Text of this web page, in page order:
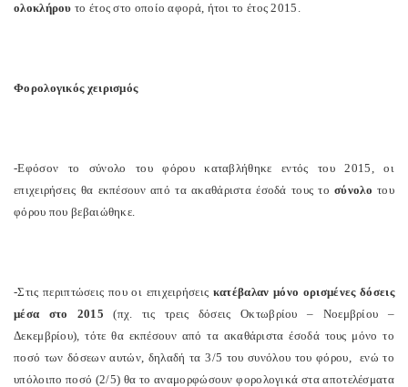
ολοκλήρου το έτος στο οποίο αφορά, ήτοι το έτος 2015.
Φορολογικός χειρισμός
-Εφόσον το σύνολο του φόρου καταβλήθηκε εντός του 2015, οι
επιχειρήσεις θα εκπέσουν από τα ακαθάριστα έσοδά τους τοσύνολο του
φόρου που βεβαιώθηκε.
-Στις περιπτώσεις που οι επιχειρήσεις κατέβαλαν μόνο ορισμένες δόσεις
μέσα στο 2015 (πχ. τις τρεις δόσεις Οκτωβρίου – Νοεμβρίου –
Δεκεμβρίου), τότε θα εκπέσουν από τα ακαθάριστα έσοδά τους μόνο το
ποσό των δόσεων αυτών, δηλαδή τα 3/5 του συνόλου του φόρου,
ενώ το
υπόλοιπο ποσό (2/5) θα το αναμορφώσουν φορολογικά στα αποτελέσματα